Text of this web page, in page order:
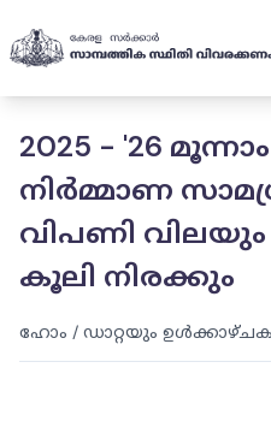
2025 - '26
നിർമ്മാണ
വിപണി വിലയും
കൂലി നിരക്കും
ഹോം / ഡാറ്റയും